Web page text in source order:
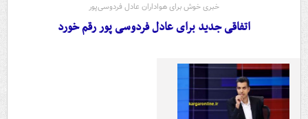
خبری خوش برای هواداران عادل فردوسی‌پور
اتفاقی جدید برای عادل فردوسی پور رقم خورد